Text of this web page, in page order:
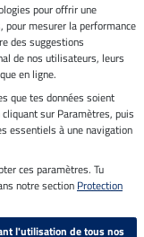
à 14:39
pour offrir une
pour mesurer la performance
des suggestions
de nos utilisateurs, leurs
en ligne.
que tes données soient
sur Paramètres, puis
essentiels à une navigation
ces paramètres. Tu
notre section Protection
l'utilisation de tous nos